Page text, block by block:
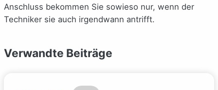
Anschluss bekommen Sie sowieso nur, wenn der
Techniker sie auch irgendwann antrifft.
Verwandte Beiträge